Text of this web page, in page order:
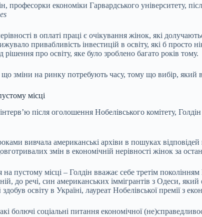
професорки економіки Гарвардського університету,
в оплаті праці є очікування жінок, які
привабливість інвестицій в освіту, які б
рішення про освіту, яке було зроблено багато років тому.
зміни на ринку потребують часу, тому що вибір,
місці
після оголошення Нобелівського комітету,
вивчала американські архіви в пошуках
змін в економічній нерівності жінок за
на пустому місці – Голдін вважає себе третім
до речі, син американських іммігрантів з Одеси,
освіту в Україні, лауреат Нобелівської премії з
болючі соціальні питання економічної